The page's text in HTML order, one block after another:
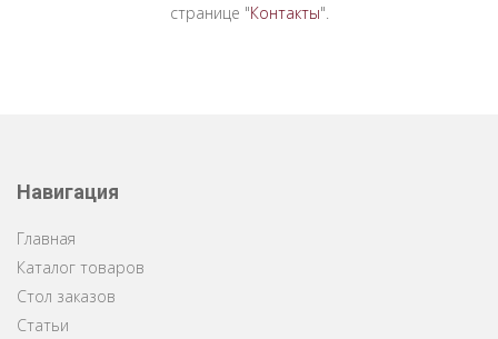
странице "Контакты".
Навигация
Главная
Каталог товаров
Стол заказов
Статьи